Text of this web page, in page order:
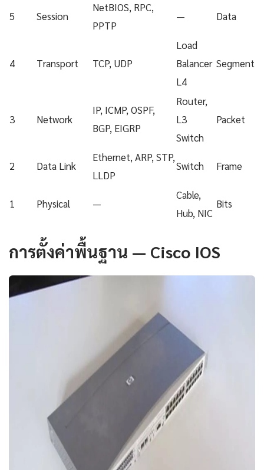
5 Session
NetBIOS, RPC,
PPTP
— Data
4 Transport TCP, UDP
Load
Balancer
L4
Segment
3 Network
IP, ICMP, OSPF,
BGP, EIGRP
Router,
L3
Switch
Packet
2 Data Link
Ethernet, ARP, STP,
LLDP
Switch Frame
1 Physical —
Cable,
Hub, NIC
Bits
การตั้งค่าพื้นฐาน — Cisco IOS